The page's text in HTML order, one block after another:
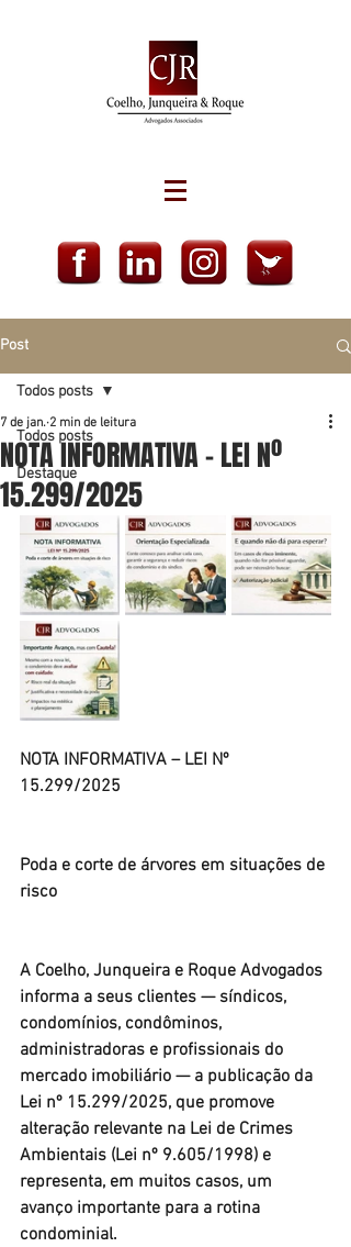
Post
Todos posts
Destaque
Todos posts
NOTA INFORMATIVA – LEI Nº
15.299/2025
7 de jan. 2 min de leitura
NOTA INFORMATIVA – LEI Nº
15.299/2025
Poda e corte de árvores em situações de
risco
A Coelho, Junqueira e Roque Advogados
informa a seus clientes — síndicos,
condomínios, condôminos,
administradoras e profissionais do
mercado imobiliário — a publicação da
Lei nº 15.299/2025, que promove
alteração relevante na Lei de Crimes
Ambientais (Lei nº 9.605/1998) e
representa, em muitos casos, um
avanço importante para a rotina
condominial.